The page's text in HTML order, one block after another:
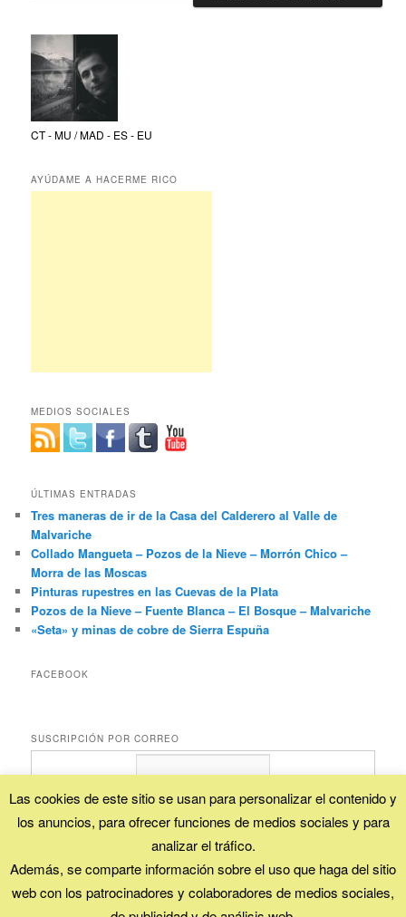
CT - MU / MAD - ES - EU
AYÚDAME A HACERME RICO
MEDIOS SOCIALES
ÚLTIMAS ENTRADAS
Tres maneras de ir de la Casa del Calderero al Valle de
Malvariche
Collado Mangueta – Pozos de la Nieve – Morrón Chico –
Morra de las Moscas
Pinturas rupestres en las Cuevas de la Plata
Pozos de la Nieve – Fuente Blanca – El Bosque – Malvariche
«Seta» y minas de cobre de Sierra Espuña
FACEBOOK
SUSCRIPCIÓN POR CORREO
Proporcionado porFeedBurner
Esta obra está bajo unalicencia Creative Commons (Reconocimiento - No
Las cookies de este sitio se usan para personalizar el contenido y
los anuncios, para ofrecer funciones de medios sociales y para
analizar el tráfico.
Además, se comparte información sobre el uso que haga del sitio
web con los patrocinadores y colaboradores de medios sociales,